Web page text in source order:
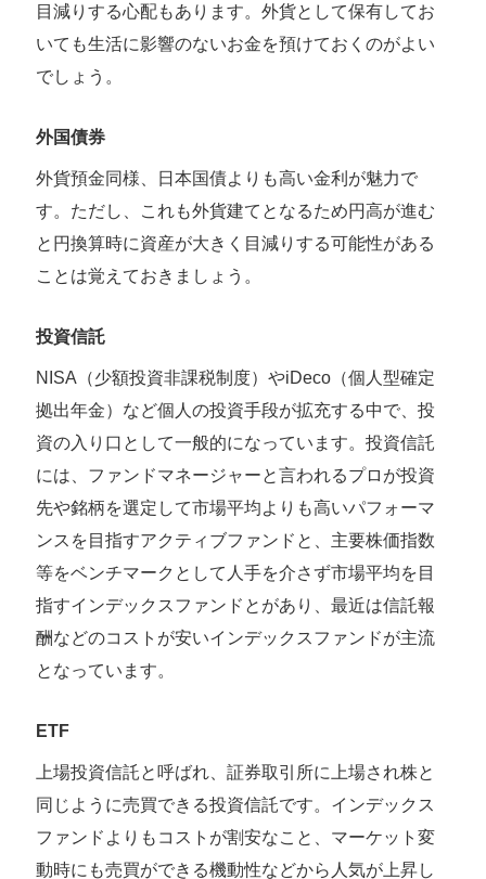
目減りする心配もあります。外貨として保有してお
いても生活に影響のないお金を預けておくのがよい
でしょう。
外国債券
外貨預金同様、日本国債よりも高い金利が魅力で
す。ただし、これも外貨建てとなるため円高が進む
と円換算時に資産が大きく目減りする可能性がある
ことは覚えておきましょう。
投資信託
NISA（少額投資非課税制度）やiDeco（個人型確定
拠出年金）など個人の投資手段が拡充する中で、投
資の入り口として一般的になっています。投資信託
には、ファンドマネージャーと言われるプロが投資
先や銘柄を選定して市場平均よりも高いパフォーマ
ンスを目指すアクティブファンドと、主要株価指数
等をベンチマークとして人手を介さず市場平均を目
指すインデックスファンドとがあり、最近は信託報
酬などのコストが安いインデックスファンドが主流
となっています。
ETF
上場投資信託と呼ばれ、証券取引所に上場され株と
同じように売買できる投資信託です。インデックス
ファンドよりもコストが割安なこと、マーケット変
動時にも売買ができる機動性などから人気が上昇し